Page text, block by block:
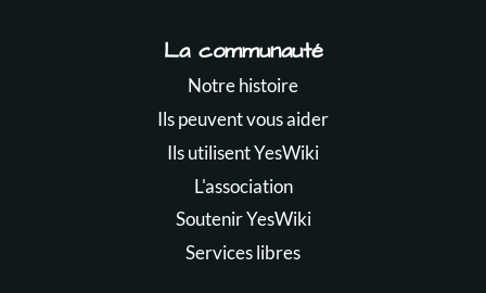
La communauté
Notre histoire
Ils peuvent vous aider
Ils utilisent YesWiki
L'association
Soutenir YesWiki
Services libres